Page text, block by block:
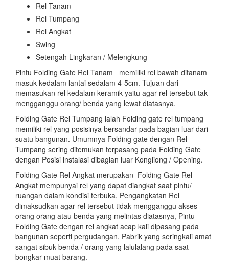
Rel Tanam
Rel Tumpang
Rel Angkat
Swing
Setengah Lingkaran / Melengkung
Pintu Folding Gate Rel Tanam memiliki rel bawah ditanam
masuk kedalam lantai sedalam 4-5cm. Tujuan dari
memasukan rel kedalam keramik yaitu agar rel tersebut tak
mengganggu orang/ benda yang lewat diatasnya.
Folding Gate Rel Tumpang ialah Folding gate rel tumpang
memiliki rel yang posisinya bersandar pada bagian luar dari
suatu bangunan. Umumnya Folding gate dengan Rel
Tumpang sering ditemukan terpasang pada Folding Gate
dengan Posisi instalasi dibagian luar Kongliong / Opening.
Folding Gate Rel Angkat merupakan Folding Gate Rel
Angkat mempunyai rel yang dapat diangkat saat pintu/
ruangan dalam kondisi terbuka, Pengangkatan Rel
dimaksudkan agar rel tersebut tidak mengganggu akses
orang orang atau benda yang melintas diatasnya, Pintu
Folding Gate dengan rel angkat acap kali dipasang pada
bangunan seperti pergudangan, Pabrik yang seringkali amat
sangat sibuk benda / orang yang lalulalang pada saat
bongkar muat barang.